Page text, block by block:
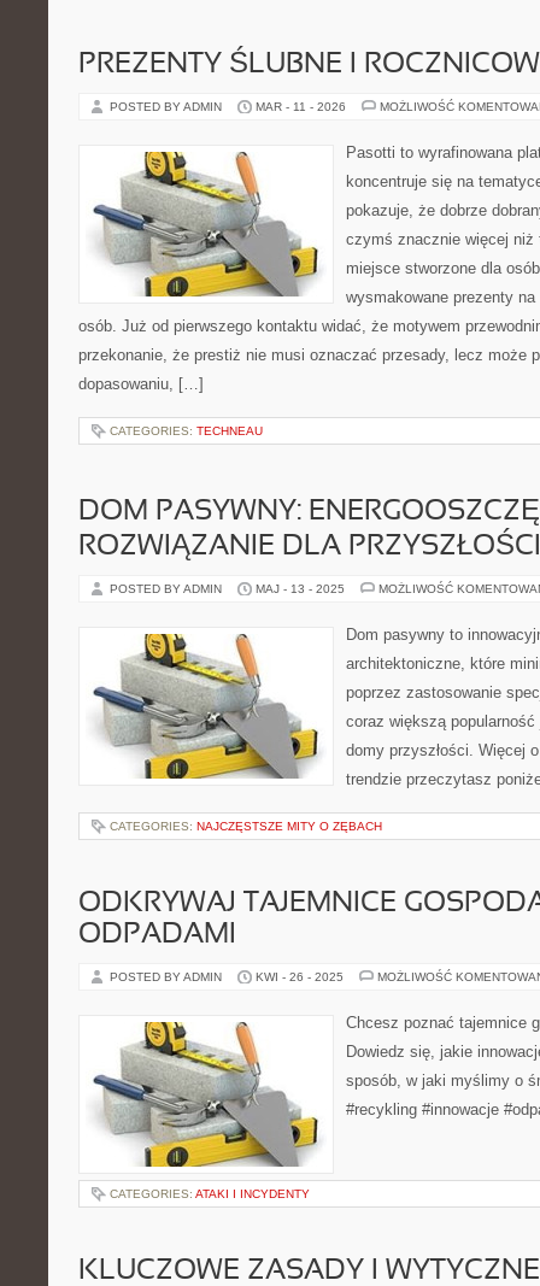
PREZENTY ŚLUBNE I
POSTED BY ADMIN MAR - 11 - 2026 MOŻLIWOŚĆ
Pasotti to wyrafinowana
koncentruje się na
pokazuje, że dobrze
czymś znacznie więcej niż
miejsce stworzone dla
wysmakowane prezenty
osób. Już od pierwszego kontaktu widać, że motywem
przekonanie, że prestiż nie musi oznaczać przesady, lecz może
dopasowaniu, […]
CATEGORIES: TECHNEAU
DOM PASYWNY:
ROZWIĄZANIE DLA PRZYSZŁOŚCI
POSTED BY ADMIN MAJ - 13 - 2025 MOŻLIWOŚĆ
Dom pasywny to
architektoniczne, które
poprzez zastosowanie
coraz większą
domy przyszłości. Więcej
trendzie przeczytasz
CATEGORIES: NAJCZĘSTSZE MITY O ZĘBACH
ODKRYWAJ TAJEMNICE
ODPADAMI
POSTED BY ADMIN KWI - 26 - 2025 MOŻLIWOŚĆ
Chcesz poznać tajemnice
Dowiedz się, jakie
sposób, w jaki myślimy o
#recykling #innowacje
CATEGORIES: ATAKI I INCYDENTY
KLUCZOWE ZASADY I